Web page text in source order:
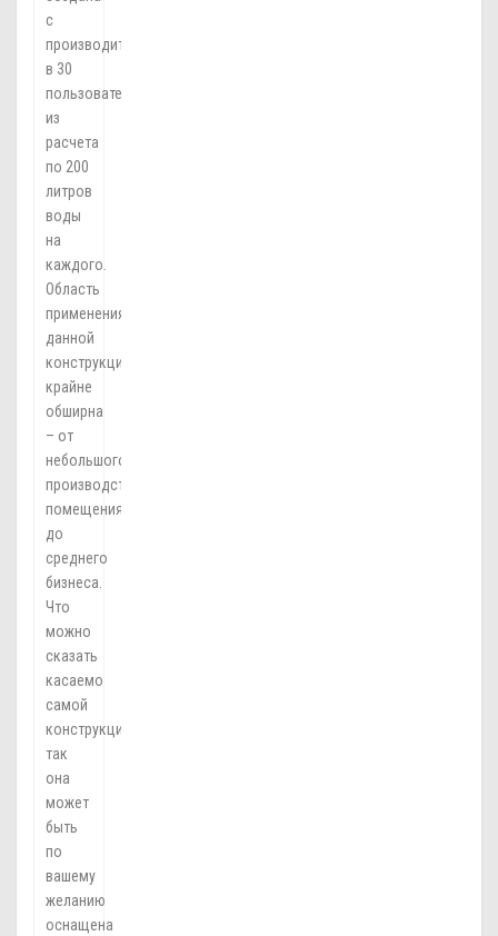
с
производительностью
в 30
пользователей,
из
расчета
по 200
литров
воды
на
каждого.
Область
применения
данной
конструкции
крайне
обширна
– от
небольшого
производственного
помещения
до
среднего
бизнеса.
Что
можно
сказать
касаемо
самой
конструкции,
так
она
может
быть
по
вашему
желанию
оснащена